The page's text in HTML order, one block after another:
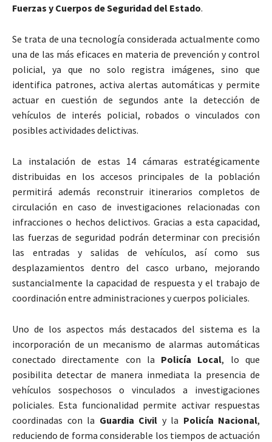
Fuerzas y Cuerpos de Seguridad del Estado.
Se trata de una tecnología considerada actualmente como
una de las más eficaces en materia de prevención y control
policial, ya que no solo registra imágenes, sino que
identifica patrones, activa alertas automáticas y permite
actuar en cuestión de segundos ante la detección de
vehículos de interés policial, robados o vinculados con
posibles actividades delictivas.
La instalación de estas 14 cámaras estratégicamente
distribuidas en los accesos principales de la población
permitirá además reconstruir itinerarios completos de
circulación en caso de investigaciones relacionadas con
infracciones o hechos delictivos. Gracias a esta capacidad,
las fuerzas de seguridad podrán determinar con precisión
las entradas y salidas de vehículos, así como sus
desplazamientos dentro del casco urbano, mejorando
sustancialmente la capacidad de respuesta y el trabajo de
coordinación entre administraciones y cuerpos policiales.
Uno de los aspectos más destacados del sistema es la
incorporación de un mecanismo de alarmas automáticas
conectado directamente con la Policía Local, lo que
posibilita detectar de manera inmediata la presencia de
vehículos sospechosos o vinculados a investigaciones
policiales. Esta funcionalidad permite activar respuestas
coordinadas con la Guardia Civil y la Policía Nacional,
reduciendo de forma considerable los tiempos de actuación